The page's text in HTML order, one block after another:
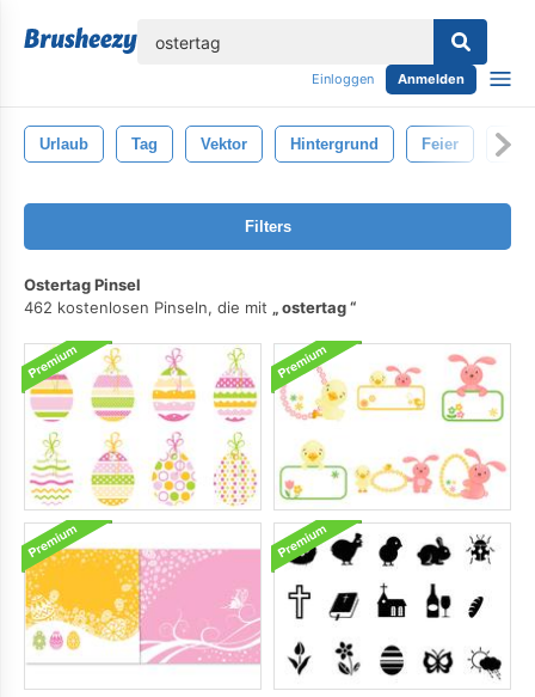
Einloggen Anmelden
Urlaub Tag Vektor Hintergrund Feier
Filters
Ostertag Pinsel
462 kostenlosen Pinseln, die mit
ostertag